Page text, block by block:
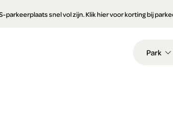
parkeerplaats snel vol zijn. Klik hier voor korting bij
Park